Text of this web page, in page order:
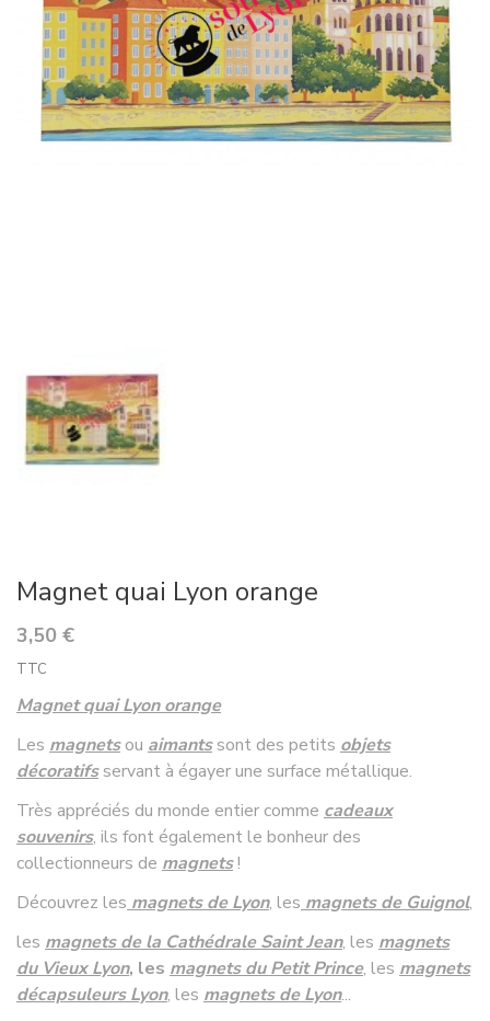
Magnet quai Lyon orange
3,50 €
TTC
Magnet quai Lyon orange
Les magnetsou aimantssont des petits objets
décoratifsservant à égayer une surface métallique.
Très appréciés du monde entier comme cadeaux
souvenirs, ils font également le bonheur des
collectionneurs de magnets!
Découvrez les magnets deLyon, les magnets de Guignol,
les magnetsde la Cathédrale Saint Jean, les magnets
du Vieux Lyon, les magnets du Petit Prince, les magnets
décapsuleurs Lyon, les magnets de Lyon...